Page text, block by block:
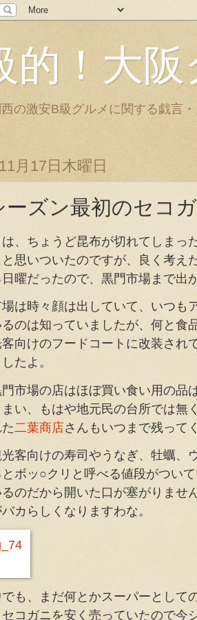
的！大
の激安B級グルメに関する戯言
月17日木曜日
ーズン最初のセコ
は、ちょうど昆布が切れてしまっ
思いついたのですが、良く考え
曜だったので、黒門市場まで出
は時々顔は出していて、いつも
るのは知っていましたが、何と食
向けのフードコートに改装され
たよ。
市場の店はほぼ買い食い用の品
まい、もはや地元民の台所では無
二葉商店さんもいつまで残って
客向けの寿司やうなぎ、牡蠣、
とボッ○クリと呼べる値段がつい
のだから開いた口が塞がりませ
カらしくなりますわな。
も、まだ何とかスーパーとして
セコガニを安く売っていたので今